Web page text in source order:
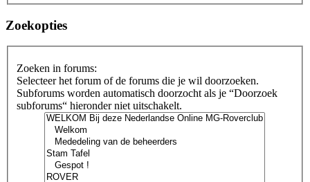
Zoekopties
Zoeken in forums:
Selecteer het forum of de forums die je wil doorzoeken.
Subforums worden automatisch doorzocht als je “Doorzoek
subforums“ hieronder niet uitschakelt.